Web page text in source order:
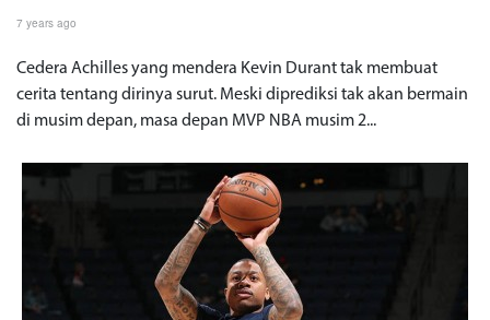
7 years ago
Cedera Achilles yang mendera Kevin Durant tak membuat
cerita tentang dirinya surut. Meski diprediksi tak akan bermain
di musim depan, masa depan MVP NBA musim 2...